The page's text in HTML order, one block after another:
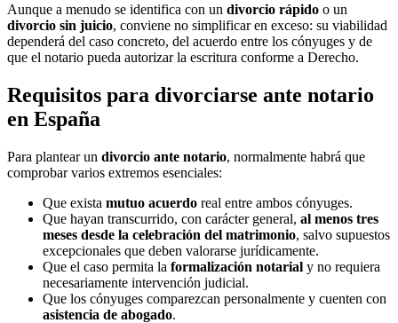
Aunque a menudo se identifica con un divorcio rápido o un
divorcio sin juicio, conviene no simplificar en exceso: su viabilidad
dependerá del caso concreto, del acuerdo entre los cónyuges y de
que el notario pueda autorizar la escritura conforme a Derecho.
Requisitos para divorciarse ante notario
en España
Para plantear un divorcio ante notario, normalmente habrá que
comprobar varios extremos esenciales:
Que exista mutuo acuerdo real entre ambos cónyuges.
Que hayan transcurrido, con carácter general, al menos tres
meses desde la celebración del matrimonio, salvo supuestos
excepcionales que deben valorarse jurídicamente.
Que el caso permita la formalización notarial y no requiera
necesariamente intervención judicial.
Que los cónyuges comparezcan personalmente y cuenten con
asistencia de abogado.